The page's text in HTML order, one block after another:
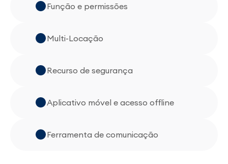
Função e permissões
Multi-Locação
Recurso de segurança
Aplicativo móvel e acesso offline
Ferramenta de comunicação